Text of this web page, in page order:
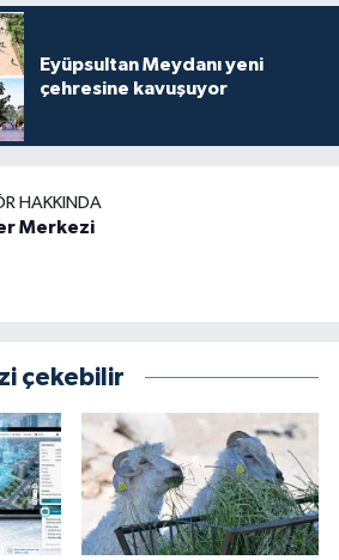
Eyüpsultan Meydanı yeni
çehresine kavuşuyor
HAKKINDA
Merkezi
çekebilir